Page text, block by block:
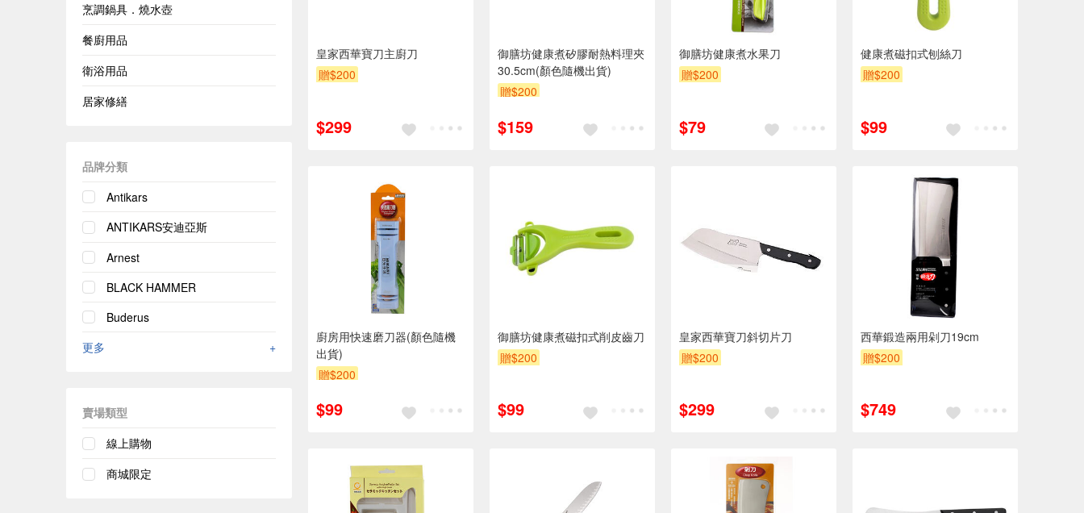
烹調鍋具．燒水壺
餐廚用品
衛浴用品
居家修繕
品牌分類
Antikars
ANTIKARS安迪亞斯
Arnest
BLACK HAMMER
Buderus
更多
+
賣場類型
線上購物
商城限定
皇家西華寶刀主廚刀
贈$200
$299
御膳坊健康煮矽膠耐熱料理夾
30.5cm(顏色隨機出貨)
贈$200
$159
御膳坊健康煮水果刀
贈$200
$79
健康煮磁扣式刨絲刀
贈$200
$99
廚房用快速磨刀器(顏色隨機
出貨)
贈$200
$99
御膳坊健康煮磁扣式削皮齒刀
贈$200
$99
皇家西華寶刀斜切片刀
贈$200
$299
西華鍛造兩用剁刀19cm
贈$200
$749